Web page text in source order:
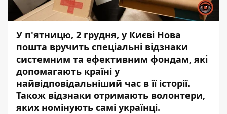
У п'ятницю, 2 грудня, у Києві Нова
пошта вручить спеціальні відзнаки
системним та ефективним фондам, які
допомагають країні у
найвідповідальніший час в її історії.
Також відзнаки отримають волонтери,
яких номінують самі українці.